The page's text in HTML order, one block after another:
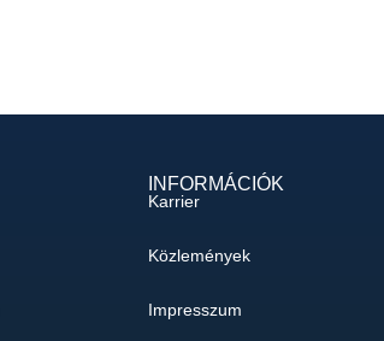
INFORMÁCIÓK
Karrier
Közlemények
Impresszum